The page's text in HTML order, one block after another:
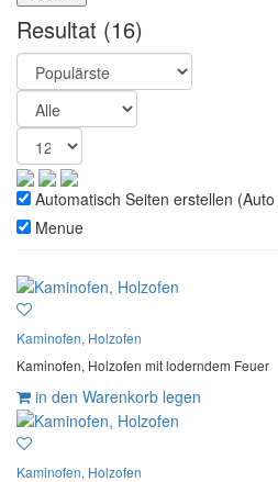
Resultat (16)
Automatisch Seiten erstellen
Menue
Kaminofen, Holzofen
Kaminofen, Holzofen mit loderndem Feuer
in den Warenkorb legen
Kaminofen, Holzofen